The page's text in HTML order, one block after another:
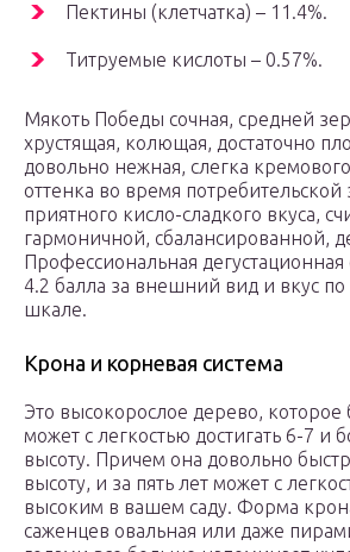
Пектины (клетчатка) – 11.4%.
Титруемые кислоты – 0.57%.
Мякоть Победы сочная, средней
хрустящая, колющая, достаточно
довольно нежная, слегка
оттенка во время потребительской
приятного кисло-сладкого вкуса,
гармоничной, сбалансированной,
Профессиональная дегустационная
4.2 балла за внешний вид и вкус
шкале.
Крона и корневая система
Это высокорослое дерево, которое
может с легкостью достигать 6-7 и
высоту. Причем она довольно
высоту, и за пять лет может с
высоким в вашем саду. Форма
саженцев овальная или даже